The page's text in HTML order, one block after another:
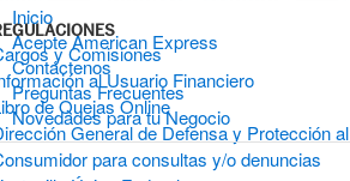
Inicio
Acepte American Express
Contáctenos
Preguntas Frecuentes
Novedades para tu Negocio
y Comisiones
al Usuario Financiero
de Quejas Online
General de Defensa y Protección al
para consultas y/o denuncias